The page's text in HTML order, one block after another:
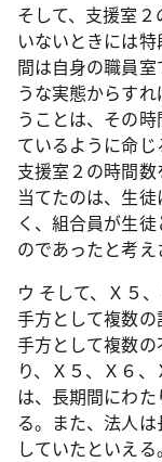
そして、支援室
いないときには
間は自身の職員
うな実態からす
うことは、その
ているように命
支援室２の時間
当てたのは、生
く、組合員が生
のであったと考え
ウ そして、Ｘ５
手方として複数
手方として複数
り、Ｘ５、Ｘ６
は、長期間にわ
る。また、法人
していたといえる。